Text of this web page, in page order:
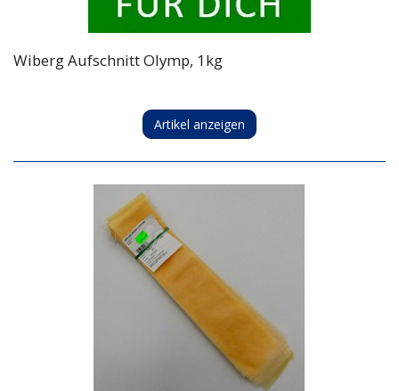
Wiberg Aufschnitt Olymp, 1kg
Artikel anzeigen